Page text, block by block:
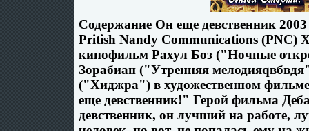
Содержание Он еще девственник
Pritish Nandy Communications (PNC)
кинофильм Рахул Боз ("Ночные
Зорабиан ("Утренняя
("Хиджра") в художественном
еще девственник!" Герой фильма
девственник, он лучший на работе,